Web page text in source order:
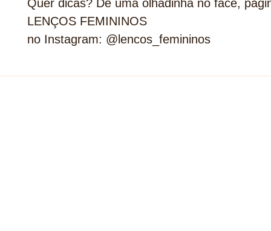
Quer dicas? Dê uma olhadinha no face,
LENÇOS FEMININOS
no Instagram: @lencos_femininos